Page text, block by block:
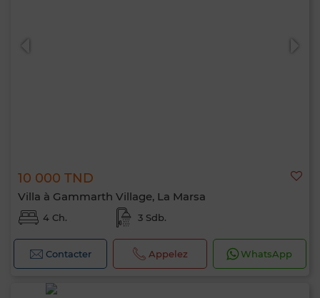
10 000 TND
Villa à Gammarth Village, La Marsa
4 Ch. 3 Sdb.
Contacter Appelez WhatsApp